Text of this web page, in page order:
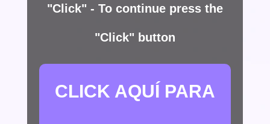
"Click" - To continue press the
"Click" button
CLICK AQUÍ PARA